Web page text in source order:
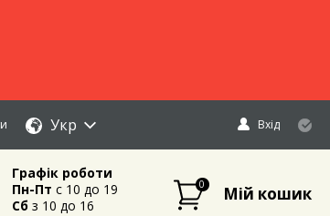
Укр Вхід
Графік роботи
Пн-Пт c 10 до 19
Сбз 10 до 16
0 Мій кошик